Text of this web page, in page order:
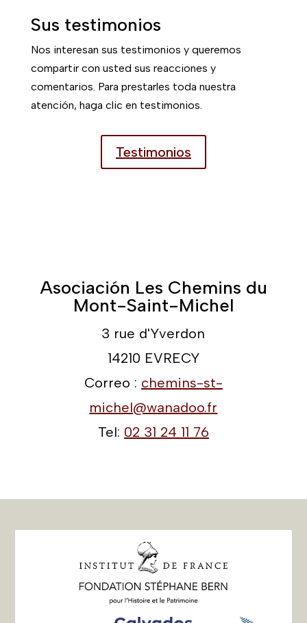
Sus testimonios
Nos interesan sus testimonios y queremos
compartir con usted sus reacciones y
comentarios. Para prestarles toda nuestra
atención, haga clic en testimonios.
Testimonios
Asociación Les Chemins du
Mont-Saint-Michel
3 rue d'Yverdon
14210 EVRECY
Correo : chemins-st-
michel@wanadoo.fr
Tel: 02 31 24 11 76